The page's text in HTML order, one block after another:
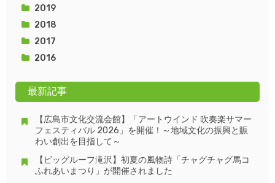
2019
2018
2017
2016
最新記事
【広島市文化交流会館】「アートウインド 吹奏楽サマー
フェスティバル 2026」を開催！～地域文化の振興と賑
わい創出を目指して～
【ビッグルーフ滝沢】初夏の風物詩「チャグチャグ馬コ
ふれあいまつり」が開催されました